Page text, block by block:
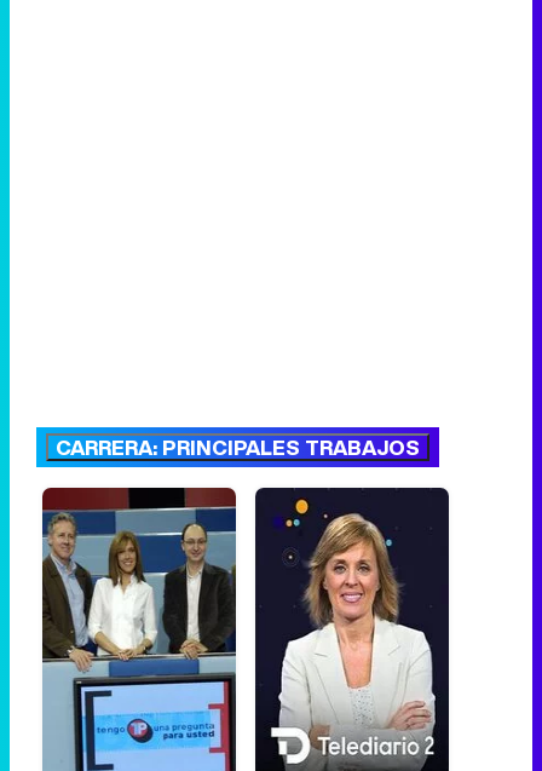
CARRERA: PRINCIPALES TRABAJOS